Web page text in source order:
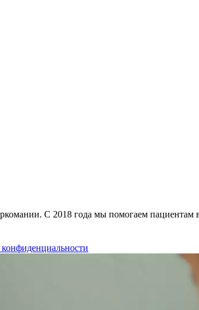
С 2018 года мы помогаем